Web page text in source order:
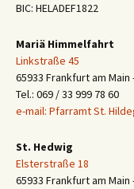
BIC: HELADEF1822
Mariä Himmelfahrt
Linkstraße 45
65933 Frankfurt am Main
Tel.: 069 / 33 999 78 60
e-mail: Pfarramt St.
St. Hedwig
Elsterstraße 18
65933 Frankfurt am Main